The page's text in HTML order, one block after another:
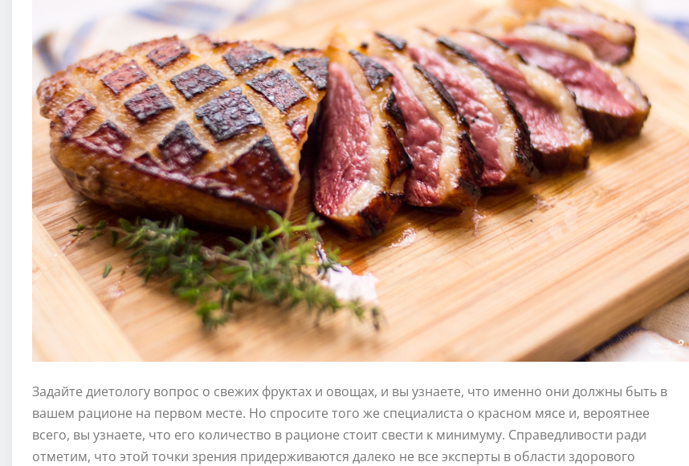
Задайте диетологу вопрос о свежих фруктах и овощах, и вы узнаете, что именно они должны быть в
вашем рационе на первом месте. Но спросите того же специалиста о красном мясе и, вероятнее
всего, вы узнаете, что его количество в рационе стоит свести к минимуму. Справедливости ради
отметим, что этой точки зрения придерживаются далеко не все эксперты в области здорового